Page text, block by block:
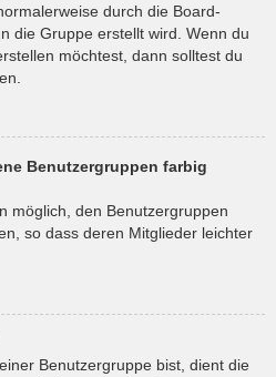
durch die Board-
die Gruppe erstellt wird. Wenn du
möchtest, dann solltest du
Benutzergruppen farbig
möglich, den Benutzergruppen
so dass deren Mitglieder leichter
Benutzergruppe bist, dient die